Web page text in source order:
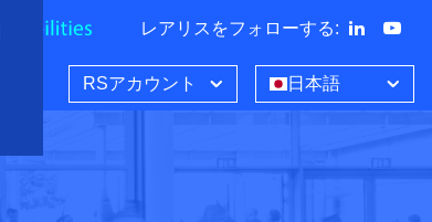
レアリスをフォローする:
RSアカウント 日本語